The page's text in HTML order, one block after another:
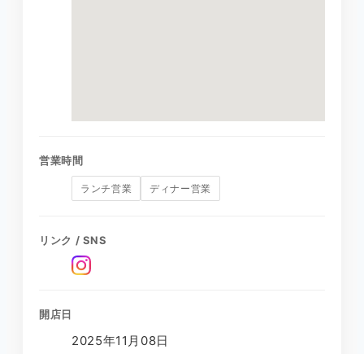
営業時間
ランチ営業 ディナー営業
リンク / SNS
開店日
2025年11月08日